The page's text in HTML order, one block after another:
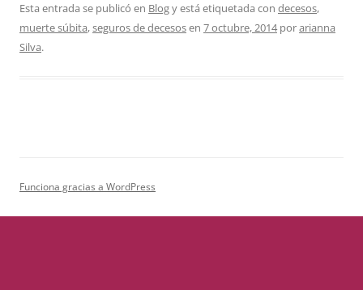
Esta entrada se publicó en Blogy está etiquetada con decesos,
muerte súbita,seguros de decesosen 7 octubre, 2014porarianna
Silva.
Funciona gracias a WordPress